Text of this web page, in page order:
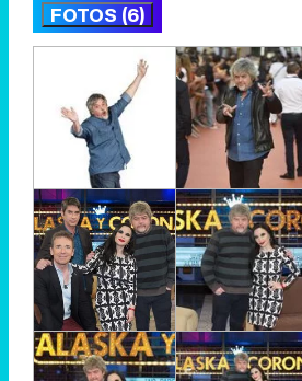
FOTOS (6)